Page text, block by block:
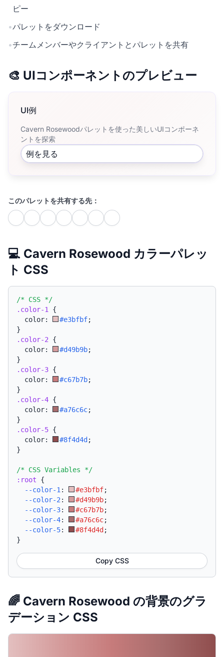
ピー
•パレットをダウンロード
•チームメンバーやクライアントとパレットを共有
🎨 UIコンポーネントのプレビュー
UI例
Cavern Rosewoodパレットを使った美しいUIコンポーネ
ントを探索
例を見る
このパレットを共有する先：
💻 Cavern Rosewood カラーパレッ
ト CSS
/* CSS */
.color-1
{
  color:
#e3bfbf;
}
.color-2 {
  color:
#d49b9b;
}
.color-3 {
  color:
#c67b7b;
}
.color-4 {
  color:
#a76c6c;
}
.color-5 {
  color:
#8f4d4d ;
}
/* CSS Variables */
:root {
--color-1 : #e3bfbf;
--color-2 : #d49b9b;
--color-3: #c67b7b;
--color-4: #a76c6c;
--color-5: #8f4d4d ;
}
Copy CSS
🌈 Cavern Rosewood の背景のグラ
デーション CSS